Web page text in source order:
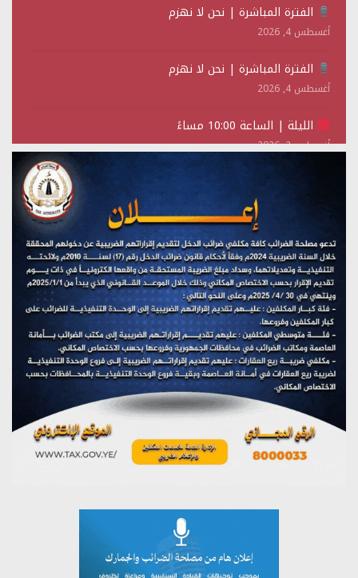
الفترة المباشرة | نحن لا نهزم
أغسطس 4, 2026
الفترة المباشرة | نحن لا نهزم
أغسطس 4, 2026
الليلة | الساعة 10:00 مساءً
أغسطس 2, 2026
تستمعون لبرنامج (حدث في مثل هذا اليوم)
(نحن لا نهزم) بث مباشر
يوليو 28, 2026
تستمعون لبرنامج (هندسة الوهم)
يوليو 28, 2026
مؤتمر صحفي لمركز عين الإنسانية حول جرائم تحالف العدوان
على اليمن
يوليو 27, 2026